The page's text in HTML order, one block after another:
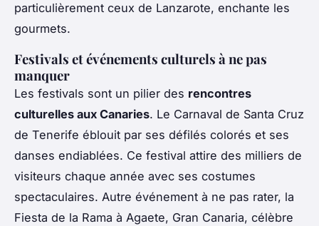
particulièrement ceux de Lanzarote, enchante les
gourmets.
Festivals et événements culturels à ne pas
manquer
Les festivals sont un pilier des rencontres
culturelles aux Canaries. Le Carnaval de Santa Cruz
de Tenerife éblouit par ses défilés colorés et ses
danses endiablées. Ce festival attire des milliers de
visiteurs chaque année avec ses costumes
spectaculaires. Autre événement à ne pas rater, la
Fiesta de la Rama à Agaete, Gran Canaria, célèbre